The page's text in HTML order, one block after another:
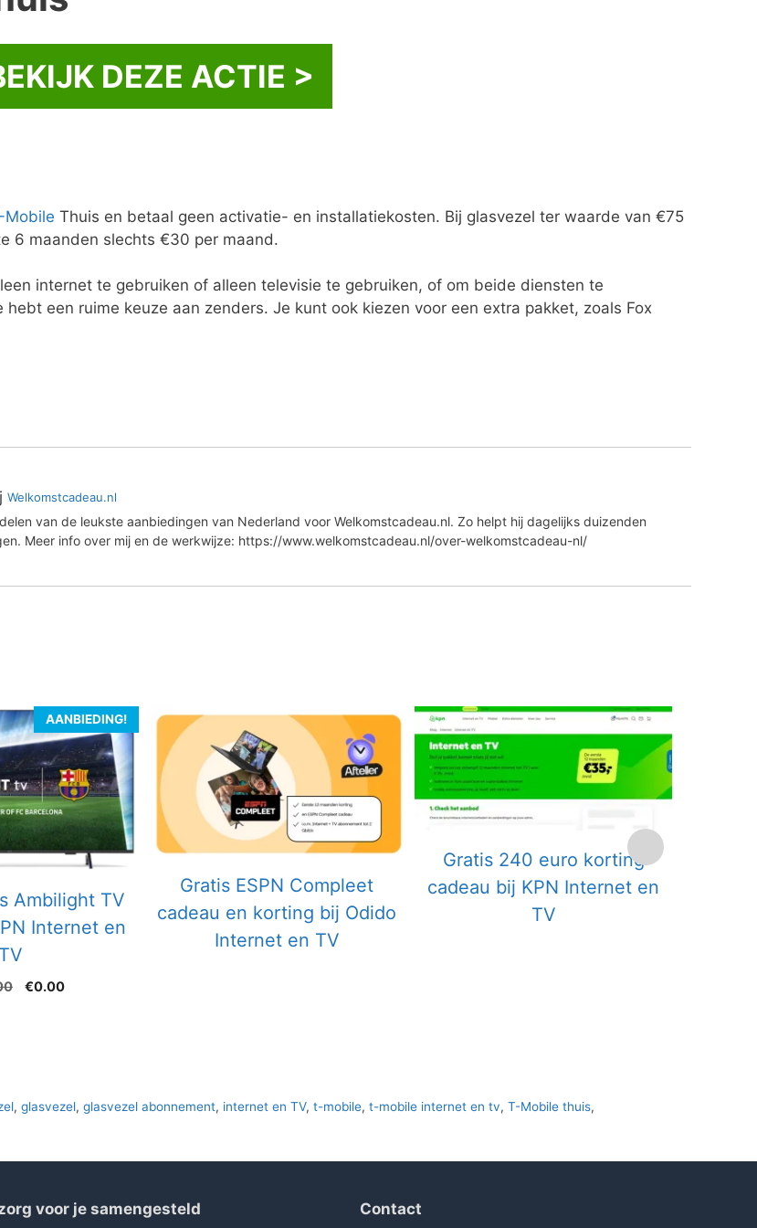
DEZE ACTIE >
Mobile Thuis en betaal geen activatie- en installatiekosten. Bij glasvezel ter waarde van €75
6 maanden slechts €30 per maand.
internet te gebruiken of alleen televisie te gebruiken, of om beide diensten te
een ruime keuze aan zenders. Je kunt ook kiezen voor een extra pakket, zoals Fox
Welkomstcadeau.nl
van de leukste aanbiedingen van Nederland voor Welkomstcadeau.nl. Zo helpt hij dagelijks duizenden
Meer info over mij en de werkwijze: https://www.welkomstcadeau.nl/over-welkomstcadeau-nl/
AANBIEDING!
Ambilight TV
Internet en
TV
Oorspronkelijke
€0.00Huidige
Gratis ESPN Compleet
cadeau en korting bij Odido
Internet en TV
Gratis 240 euro korting
cadeau bij KPN Internet en
TV
, glasvezel, glasvezel abonnement, internet en TV, t-mobile, t-mobile internet en tv, T-Mobile thuis,
voor je samengesteld Contact